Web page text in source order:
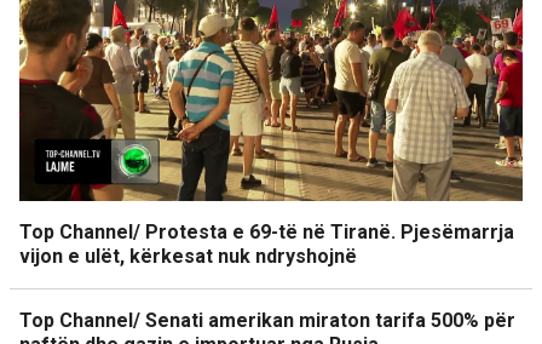
Top Channel/ Protesta e 69-të në Tiranë. Pjesëmarrja
vijon e ulët, kërkesat nuk ndryshojnë
Top Channel/ Senati amerikan miraton tarifa 500% për